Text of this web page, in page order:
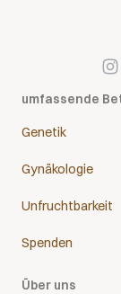
umfassende
Genetik
Gynäkologie
Unfruchtbarkeit
Spenden
Über uns